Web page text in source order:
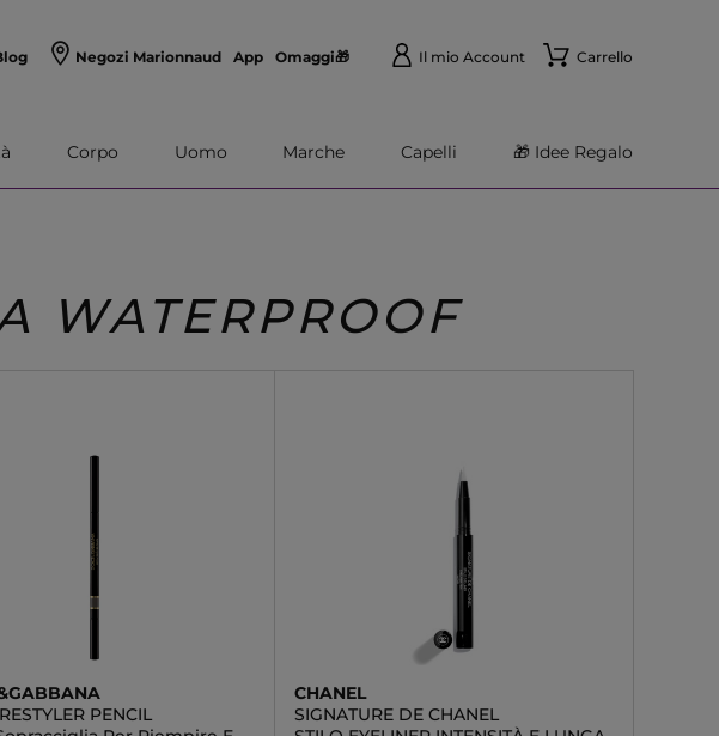
Negozi Marionnaud App Omaggi🎁 Il mio Account Carrello
Corpo Uomo Marche Capelli 🎁 Idee Regalo
WATERPROOF
PENCIL
CHANEL
SIGNATURE DE CHANEL